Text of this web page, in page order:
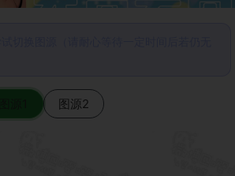
图源2